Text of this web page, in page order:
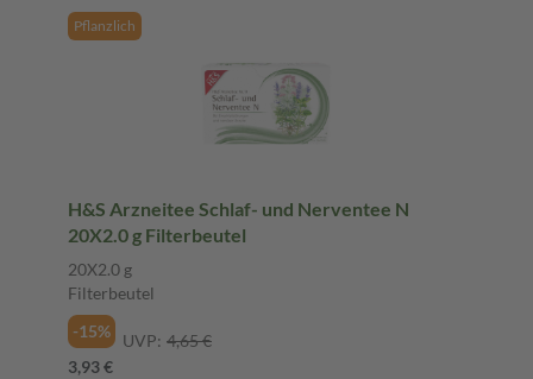
Pflanzlich
H&S Arzneitee Schlaf- und Nerventee N
20X2.0 g Filterbeutel
20X2.0 g
Filterbeutel
-15%
UVP: 4,65 €
3,93 €